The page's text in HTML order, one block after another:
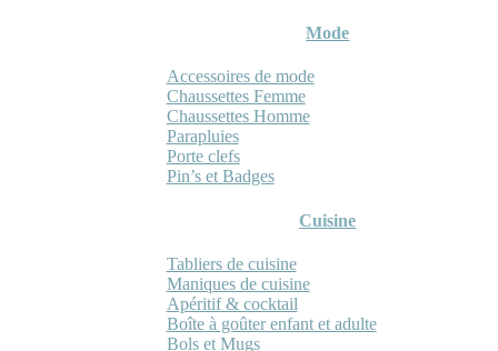
Mode
Accessoires de mode
Chaussettes Femme
Chaussettes Homme
Parapluies
Porte clefs
Pin’s et Badges
Cuisine
Tabliers de cuisine
Maniques de cuisine
Apéritif & cocktail
Boîte à goûter enfant et adulte
Bols et Mugs